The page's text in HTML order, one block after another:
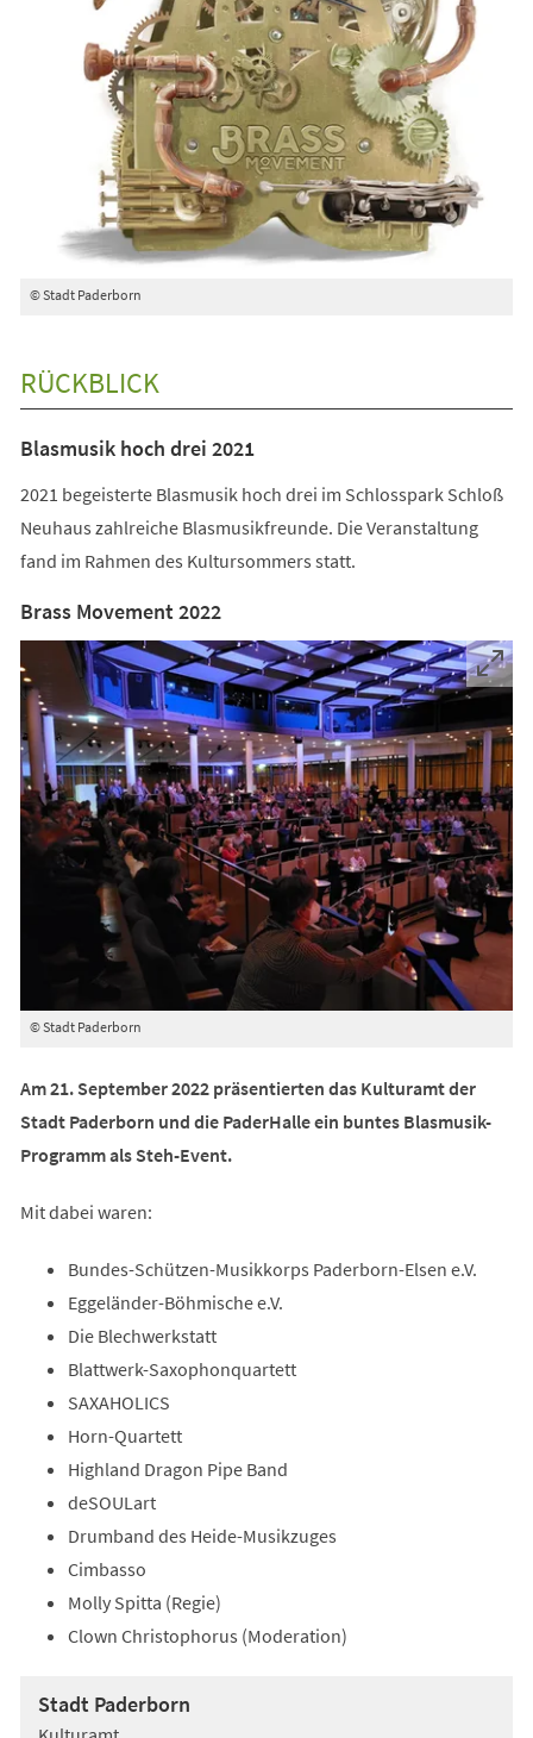
© Stadt Paderborn
RÜCKBLICK
Blasmusik hoch drei 2021
2021 begeisterte Blasmusik hoch drei im Schlosspark Schloß
Neuhaus zahlreiche Blasmusikfreunde. Die Veranstaltung
fand im Rahmen des Kultursommers statt.
Brass Movement 2022
© Stadt Paderborn
Am 21. September 2022 präsentierten das Kulturamt der
Stadt Paderborn und die PaderHalle ein buntes Blasmusik-
Programm als Steh-Event.
Mit dabei waren:
Bundes-Schützen-Musikkorps Paderborn-Elsen e.V.
Eggeländer-Böhmische e.V.
Die Blechwerkstatt
Blattwerk-Saxophonquartett
SAXAHOLICS
Horn-Quartett
Highland Dragon Pipe Band
deSOULart
Drumband des Heide-Musikzuges
Cimbasso
Molly Spitta (Regie)
Clown Christophorus (Moderation)
Stadt Paderborn